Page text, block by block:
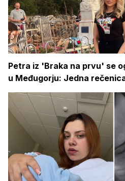
Petra iz 'Braka na prvu' se
u Međugorju: Jedna